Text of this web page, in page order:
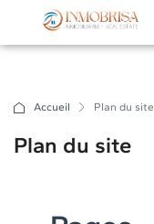
Accueil Plan du site
Plan du site